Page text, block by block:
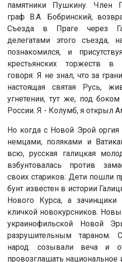
памятники Пушкину. Член
граф В.А. Бобринский,
Съезда в Праге через
делегатами этого
познакомился, и
крестьянских торжеств в
говоря: Я не знал, что за
настоящая святая Русь,
угнетении, тут же, под
России. Я - Колумб, я открыл
Но когда с Новой Эрой оргия
немцами, поляками и
всю, русская галицкая
взбунтовалась против
своих стариков: Дети пошли
бунт известен в истории
Нового Курса, а
кличкой новокурсников.
украинофильской Новой
разрушительным тараном.
народ: созывали веча и
провозглашать национальное